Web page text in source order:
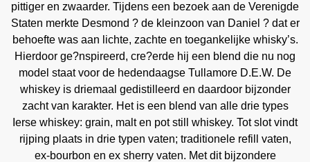
pittiger en zwaarder. Tijdens een bezoek aan de Verenigde
Staten merkte Desmond ? de kleinzoon van Daniel ? dat er
behoefte was aan lichte, zachte en toegankelijke whisky’s.
Hierdoor ge?nspireerd, cre?erde hij een blend die nu nog
model staat voor de hedendaagse Tullamore D.E.W. De
whiskey is driemaal gedistilleerd en daardoor bijzonder
zacht van karakter. Het is een blend van alle drie types
Ierse whiskey: grain, malt en pot still whiskey. Tot slot vindt
rijping plaats in drie typen vaten; traditionele refill vaten,
ex-bourbon en ex sherry vaten. Met dit bijzondere